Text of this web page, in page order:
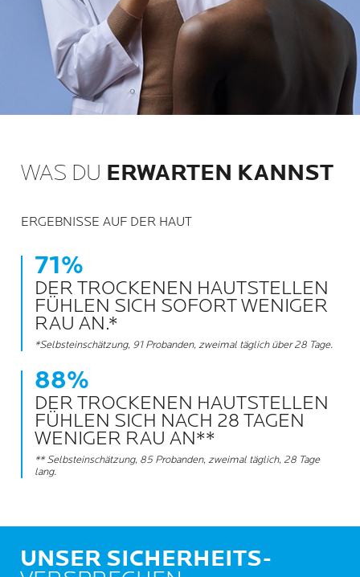
WAS DU ERWARTEN KANNST
ERGEBNISSE AUF DER HAUT
71%
DER TROCKENEN HAUTSTELLEN
FÜHLEN SICH SOFORT WENIGER
RAU AN.*
*Selbsteinschätzung, 91 Probanden, zweimal täglich über 28 Tage.
88%
DER TROCKENEN HAUTSTELLEN
FÜHLEN SICH NACH 28 TAGEN
WENIGER RAU AN**
** Selbsteinschätzung, 85 Probanden, zweimal täglich, 28 Tage
lang.
UNSER SICHERHEITS-